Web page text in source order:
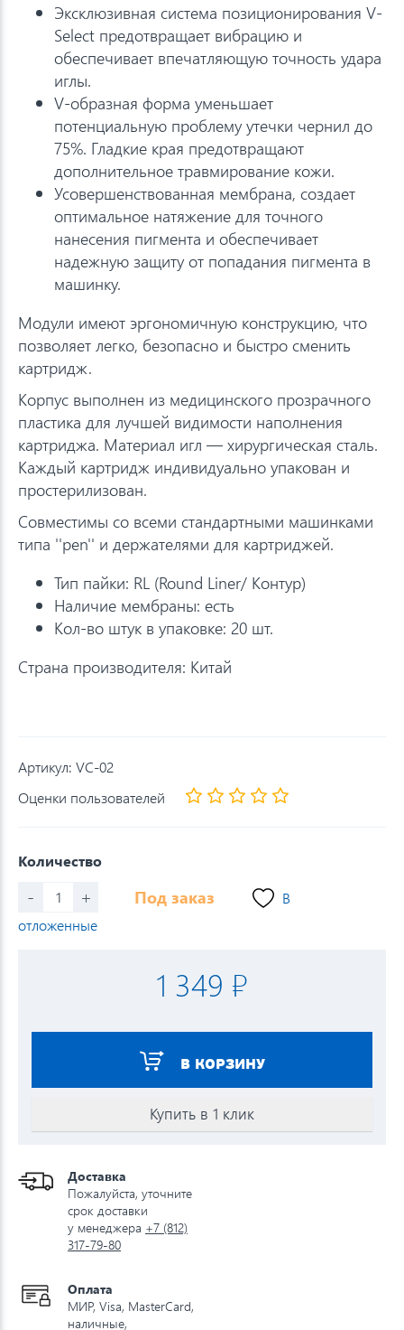
Эксклюзивная система позиционирования V-
Select предотвращает вибрацию и
обеспечивает впечатляющую точность удара
иглы.
V-образная форма уменьшает
потенциальную проблему утечки чернил до
75%. Гладкие края предотвращают
дополнительное травмирование кожи.
Усовершенствованная мембрана, создает
оптимальное натяжение для точного
нанесения пигмента и обеспечивает
надежную защиту от попадания пигмента в
машинку.
Модули имеют эргономичную конструкцию, что
позволяет легко, безопасно и быстро сменить
картридж.
Корпус выполнен из медицинского прозрачного
пластика для лучшей видимости наполнения
картриджа. Материал игл — хирургическая сталь.
Каждый картридж индивидуально упакован и
простерилизован.
Совместимы со всеми стандартными машинками
типа ''pen'' и держателями для картриджей.
Тип пайки: RL (Round Liner/ Контур)
Наличие мембраны: есть
Кол-во штук в упаковке: 20 шт.
Страна производителя: Китай
Артикул: VC-02
Оценки пользователей
Количество
- + Под заказ
В
отложенные
1 349 ₽
В КОРЗИНУ
Купить в 1 клик
Доставка
Пожалуйста, уточните
срок доставки
у менеджера +7 (812)
317-79-80
Оплата
МИР, Visa, MasterCard,
наличные,